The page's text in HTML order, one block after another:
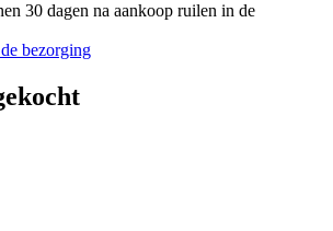
30 dagen na aankoop ruilen in de
bezorging